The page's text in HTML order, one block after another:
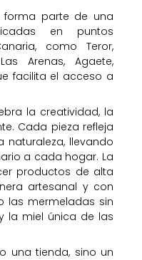
forma parte de una
en puntos
como Teror,
Arenas, Agaete,
facilita el acceso a
la creatividad, la
Cada pieza refleja
naturaleza, llevando
a cada hogar. La
productos de alta
artesanal y con
las mermeladas sin
la miel única de las
una tienda, sino un